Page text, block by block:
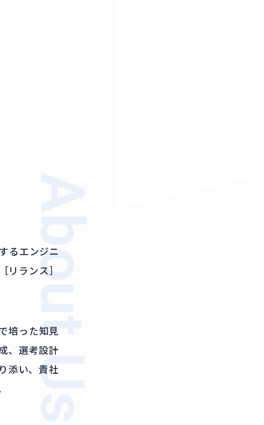
About Us
るエンジニ
ランス］
培った知見
、選考設計
添い、貴社